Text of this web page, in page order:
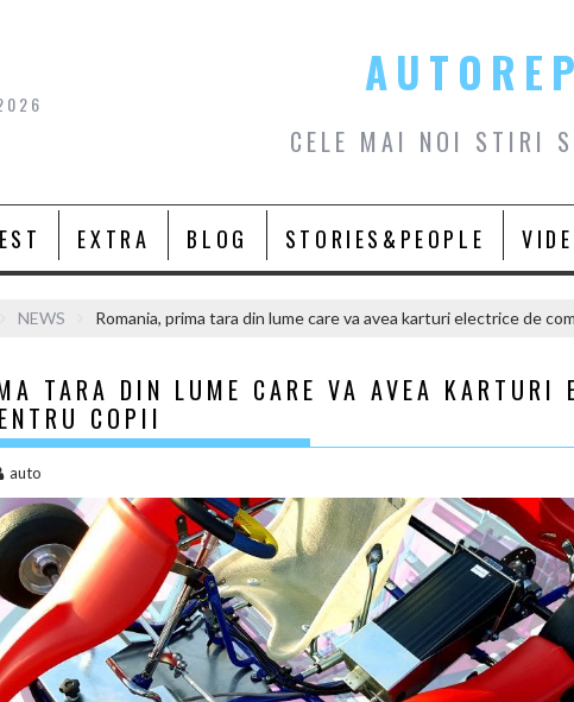
CELE MAI NOI STIRI
EXTRA BLOG STORIES&PEOPLE
NEWS Romania, prima tara din lume care va avea karturi electrice de
TARA DIN LUME CARE VA AVEA KARTURI
COPII
auto